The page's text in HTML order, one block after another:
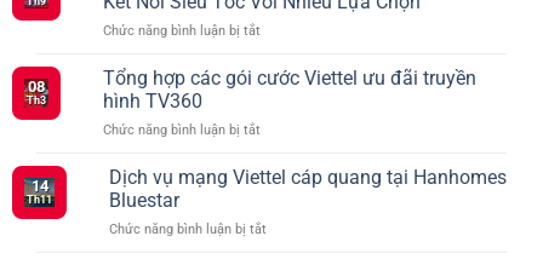
điều
chỉnh
gói
xã
vào
Chức năng bình luận bị tắt
Điều
Khi
Ký
–
08
Th3
Tổng hợp các gói cước Viettel ưu đãi truyền
hình TV360
Chức năng bình luận bị tắt
hợp
cước
14
Th11
Dịch vụ mạng Viettel cáp quang tại Hanhomes
Bluestar
Chức năng bình luận bị tắt